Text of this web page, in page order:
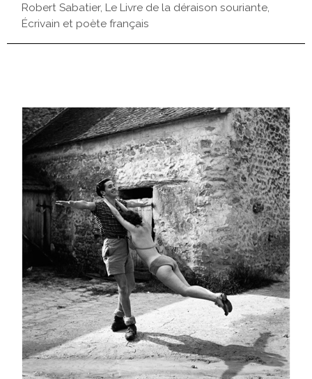
Robert Sabatier, Le Livre de la déraison souriante,
Écrivain et poète français